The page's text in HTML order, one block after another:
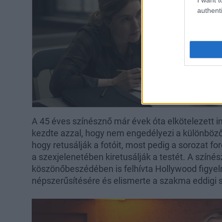
A 45 éves színésznő már évek óta elkötelezett
kezdte azzal, hogy nem engedélyezi a
hogy retusálják a fotóit, most pedig a sorozat
a szexjelenetében kiretusálják a testét. A
köszönőbeszédében is felhívta Hollywood
népszerűsítésére és elismerte a szakma eddigi